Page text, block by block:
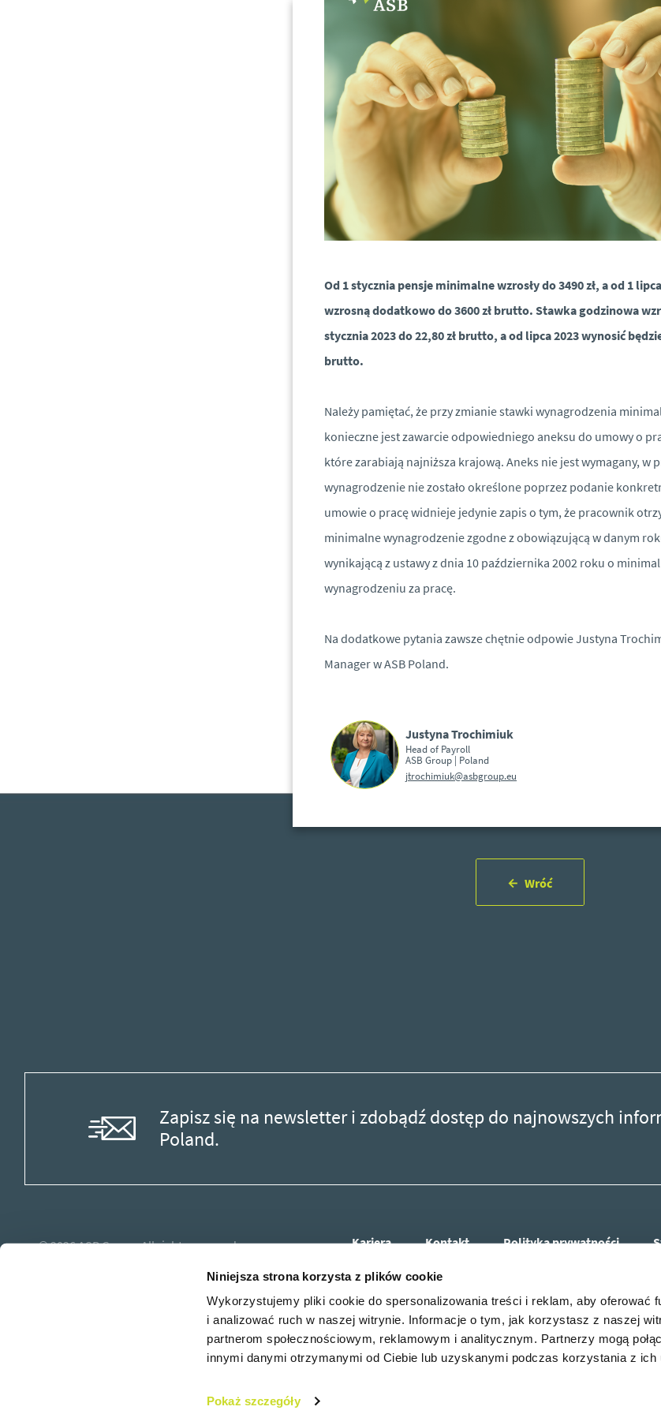
Niniejsza strona korzysta z plików cookie
Wykorzystujemy pliki cookie do spersonalizowania treści i reklam, aby oferować
i analizować ruch w naszej witrynie. Informacje o tym, jak korzystasz z naszej
partnerom społecznościowym, reklamowym i analitycznym. Partnerzy mogą
innymi danymi otrzymanymi od Ciebie lub uzyskanymi podczas korzystania z ich
Pokaż szczegóły
Zapisz się na newsletter i zdobądź dostęp do najnowszych
Od 1 stycznia pensje minimalne wzrosły do 3490 zł, a od 1
wzrosną dodatkowo do 3600 zł brutto. Stawka godzinowa
stycznia 2023 do 22,80 zł brutto, a od lipca 2023 wynosić
brutto.
Należy pamiętać, że przy zmianie stawki wynagrodzenia
konieczne jest zawarcie odpowiedniego aneksu do umowy o
które zarabiają najniższa krajową. Aneks nie jest wymagany, w
wynagrodzenie nie zostało określone poprzez podanie
umowie o pracę widnieje jedynie zapis o tym, że pracownik
minimalne wynagrodzenie zgodne z obowiązującą w danym
wynikającą z ustawy z dnia 10 października 2002 roku o
wynagrodzeniu za pracę.
Na dodatkowe pytania zawsze chętnie odpowie Justyna
Manager w ASB Poland.
Justyna Trochimiuk
Head of Payroll
ASB Group | Poland
jtrochimiuk@asbgroup.eu
Wróć
Zapisz się na newsletter i zdobądź dostęp do najnowszych
Poland.
© 2026ASB Group.All rights reserved. Kariera Kontakt Polityka prywatności